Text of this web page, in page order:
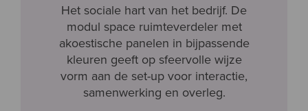
Het sociale hart van het bedrijf. De
modul space ruimteverdeler met
akoestische panelen in bijpassende
kleuren geeft op sfeervolle wijze
vorm aan de set-up voor interactie,
samenwerking en overleg.